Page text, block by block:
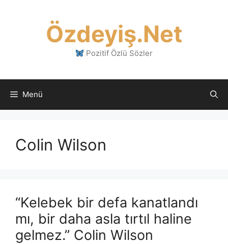
Özdeyiş.Net
Pozitif Özlü Sözler
Menü
Colin Wilson
“Kelebek bir defa kanatlandı
mı, bir daha asla tırtıl haline
gelmez.” Colin Wilson